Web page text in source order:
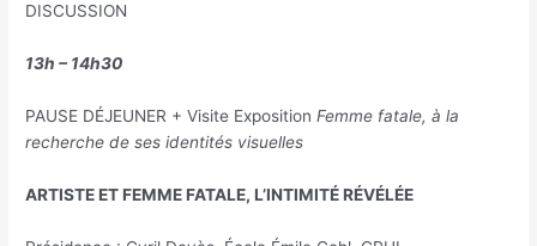
DISCUSSION
13h – 14h30
PAUSE DÉJEUNER + Visite ExpositionFemme fatale, à la
recherche de ses identités visuelles
ARTISTE ET FEMME FATALE, L’INTIMITÉ RÉVÉLÉE